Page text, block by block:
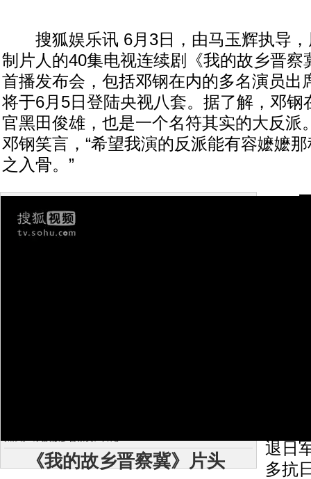
搜狐娱乐讯 6月3日，由马玉辉执导，
制片人的40集电视连续剧《我的故乡晋察
首播发布会，包括邓钢在内的多名演员出
将于6月5日登陆央视八套。据了解，邓钢
官黑田俊雄，也是一个名符其实的大反派
邓钢笑言，“希望我演的反派能有容嬷嬷
之入骨。”
《我的故乡晋察冀》片头
退日
多抗